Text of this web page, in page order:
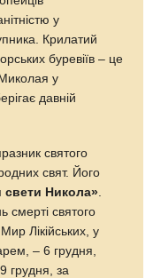
у
Крилатий
буревіїв – це
у
давній
святого
свят. Його
свети Никола»
смерті святого
Лікійських, у
– 6 грудня,
грудня, за